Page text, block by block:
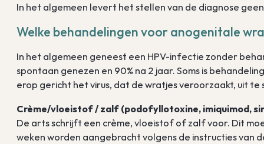
In het algemeen levert het stellen van de diagnose
Welke behandelingen voor anogenitale
In het algemeen geneest een HPV-infectie zonder
spontaan genezen en 90% na 2 jaar. Soms is
erop gericht het virus, dat de wratjes veroorzaakt, uit te
Crème/vloeistof / zalf (podofyllotoxine, imiquimod,
De arts schrijft een crème, vloeistof of zalf voor. Dit
weken worden aangebracht volgens de instructies van